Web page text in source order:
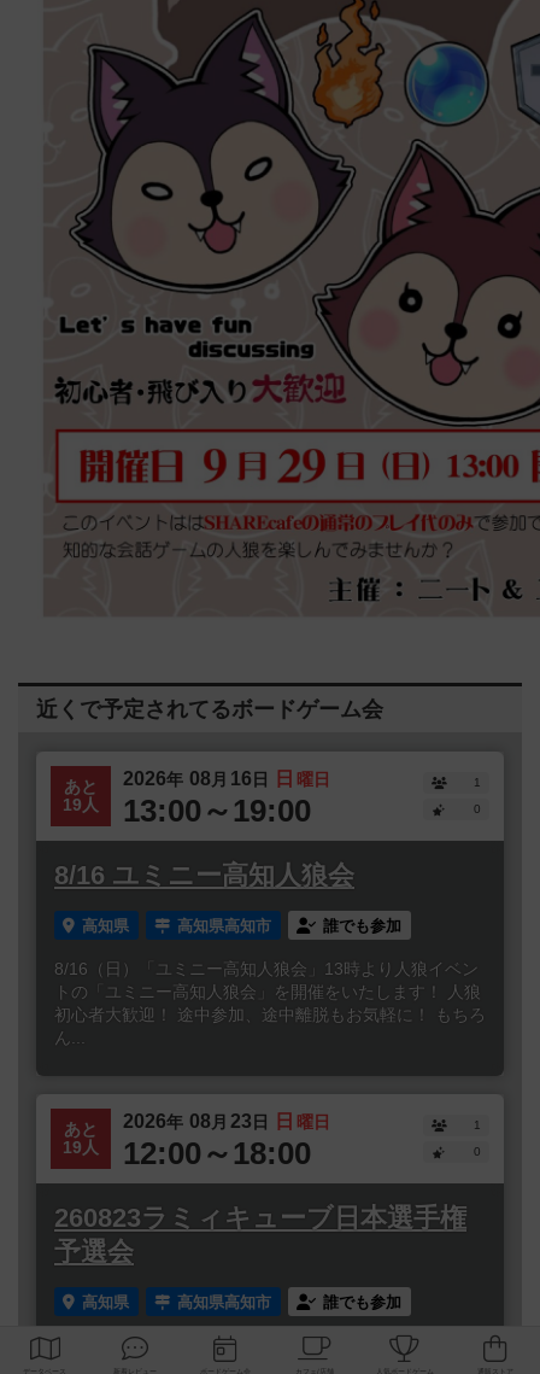
近くで予定されてるボードゲーム会
あと
19人
2026年 08 月 16日 日 曜日
13:00～19:00
1
0
8/16 ユミニー高知人狼会
高知県 高知県高知市 誰でも参加
8/16（日）「ユミニー高知人狼会」13時より人狼イベン
トの「ユミニー高知人狼会」を開催をいたします！ 人狼
初心者大歓迎！ 途中参加、途中離脱もお気軽に！ もちろ
ん...
あと
19人
2026年 08 月 23日 日 曜日
12:00～18:00
1
0
260823ラミィキューブ日本選手権
予選会
高知県 高知県高知市 誰でも参加
開催日 ：2025年8月23日（日） 12:30試合開始 （会場に
は12:15までにお入りください）参加定員 ：20名レギュ